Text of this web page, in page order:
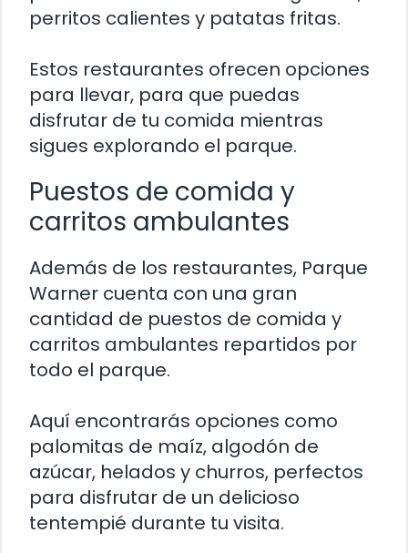
perritos calientes y patatas fritas.
Estos restaurantes ofrecen opciones
para llevar, para que puedas
disfrutar de tu comida mientras
sigues explorando el parque.
Puestos de comida y
carritos ambulantes
Además de los restaurantes, Parque
Warner cuenta con una gran
cantidad de puestos de comida y
carritos ambulantes repartidos por
todo el parque.
Aquí encontrarás opciones como
palomitas de maíz, algodón de
azúcar, helados y churros, perfectos
para disfrutar de un delicioso
tentempié durante tu visita.